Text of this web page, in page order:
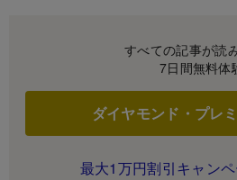
すべての記事が読
7日間無料体
ダイヤモンド・プレ
最大1万円割引キャンペ